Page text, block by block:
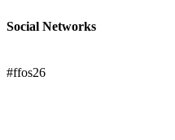
Social Networks
#ffos26